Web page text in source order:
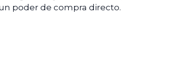
poder de compra directo.